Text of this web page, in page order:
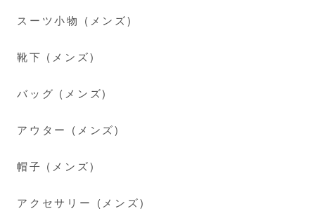
スーツ小物 (メンズ)
靴下 (メンズ)
バッグ (メンズ)
アウター (メンズ)
帽子 (メンズ)
アクセサリー (メンズ)